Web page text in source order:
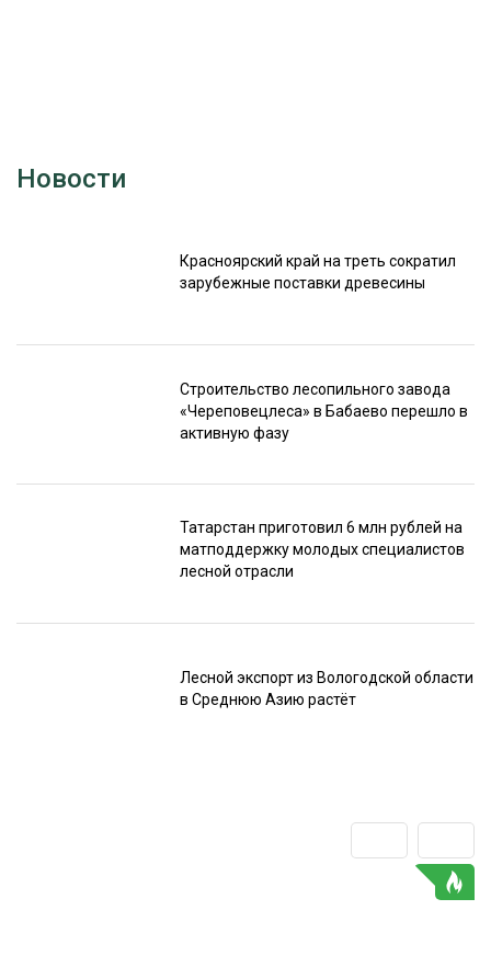
Новости
Красноярский край на треть сократил
зарубежные поставки древесины
Строительство лесопильного завода
«Череповецлеса» в Бабаево перешло в
активную фазу
Татарстан приготовил 6 млн рублей на
матподдержку молодых специалистов
лесной отрасли
Лесной экспорт из Вологодской области
в Среднюю Азию растёт